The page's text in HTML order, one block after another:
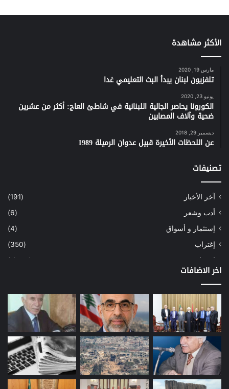
الأكثر مشاهدة
مارس 19, 2020
تلفزيون لبنان يبدأ البث التعليمي غدا
يونيو 23, 2020
الكورونا يحاصر الجالية اللبنانية في شاطئ العاج: أكثر من عشرين
ضحية وآلاف المصابين
ديسمبر 29, 2018
عن اللحظات الأخيرة قبيل عدوان الرميلة 1989
تصنيفات
آخر الأخبار
(191)
أدب وشعر
(6)
إستثمار و أسواق
(4)
إغتراب
(350)
إقتصاد
(1٬039)
إعمار
(3)
بيئة
(16)
دراسة
طاقة
(12)
مصارف
(168)
معادن
(1)
موازنة
اخر الاضافات